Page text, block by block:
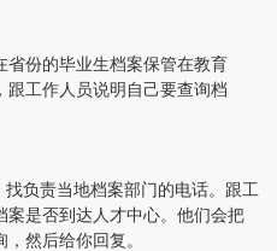
份的毕业生档案保管在教育
跟工作人员说明自己要查询档
负责当地档案部门的电话。跟工
是否到达人才中心。他们会把
然后给你回复。
【申请成功】